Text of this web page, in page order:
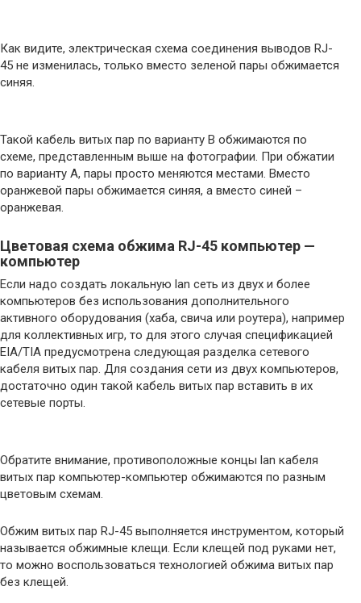
Как видите, электрическая схема соединения выводов RJ-
45 не изменилась, только вместо зеленой пары обжимается
синяя.
Такой кабель витых пар по варианту B обжимаются по
схеме, представленным выше на фотографии. При обжатии
по варианту A, пары просто меняются местами. Вместо
оранжевой пары обжимается синяя, а вместо синей –
оранжевая.
Цветовая схема обжима RJ-45 компьютер —
компьютер
Если надо создать локальную lan сеть из двух и более
компьютеров без использования дополнительного
активного оборудования (хаба, свича или роутера), например
для коллективных игр, то для этого случая спецификацией
EIA/TIA предусмотрена следующая разделка сетевого
кабеля витых пар. Для создания сети из двух компьютеров,
достаточно один такой кабель витых пар вставить в их
сетевые порты.
Обратите внимание, противоположные концы lan кабеля
витых пар компьютер-компьютер обжимаются по разным
цветовым схемам.
Обжим витых пар RJ-45 выполняется инструментом, который
называется обжимные клещи. Если клещей под руками нет,
то можно воспользоваться технологией обжима витых пар
без клещей.